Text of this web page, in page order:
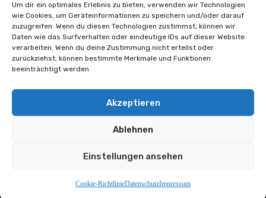
Um dir ein optimales Erlebnis zu bieten, verwenden wir Technologien
wie Cookies, um Geräteinformationen zu speichern und/oder darauf
zuzugreifen. Wenn du diesen Technologien zustimmst, können wir
Daten wie das Surfverhalten oder eindeutige IDs auf dieser Website
verarbeiten. Wenn du deine Zustimmung nicht erteilst oder
zurückziehst, können bestimmte Merkmale und Funktionen
beeinträchtigt werden.
Akzeptieren
Ablehnen
Einstellungen ansehen
Cookie-RichtlinieDatenschutzImpressum
Impressum
AGB
Datenschutz
Cookie-Richtlinie (EU)
© 2018 Hinrichs & Kempcke GmbH & Co. KG. Fotos teilweise
Pixabay.com
Entworfen von Metanow